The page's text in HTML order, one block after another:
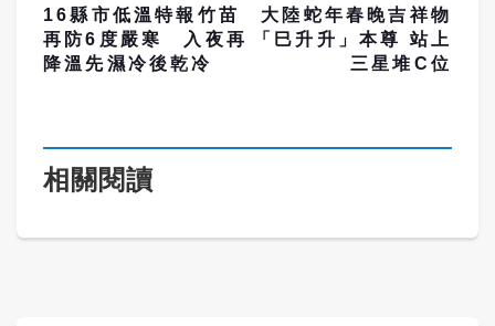
16縣市低溫特報竹苗
再防6度嚴寒 入夜再
降溫先濕冷後乾冷
大陸蛇年春晚吉祥物
「巳升升」本尊 站上
三星堆C位
相關閱讀